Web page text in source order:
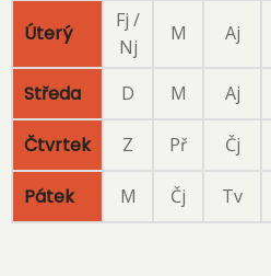
Úterý
Fj /
Nj
M Aj
Středa D M Aj
Čtvrtek Z Př Čj
Pátek M Čj Tv